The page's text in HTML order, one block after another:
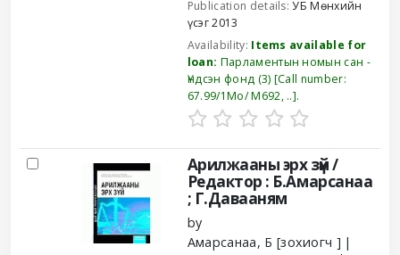
Publication details:УБ Мөнхийн
үсэг2013
Availability: Items available for
loan: Парламентын номын сан -
Үндсэн фонд (3) Call number:
67.99/1Мо/ М692, .. .
Арилжааны эрх зүй /
Редактор : Б.Амарсанаа
; Г.Давааням
by
Амарсанаа, Б [зохиогч ]